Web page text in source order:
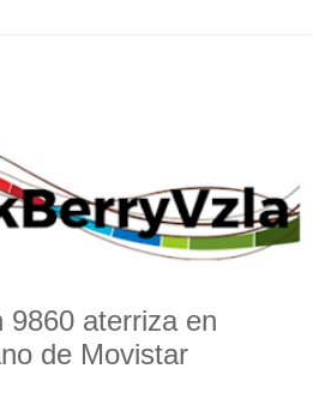
9860 aterriza en
de Movistar